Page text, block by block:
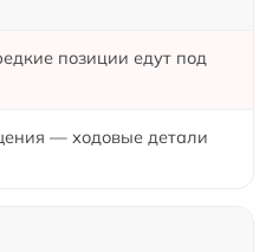
позиции едут под
— ходовые детали